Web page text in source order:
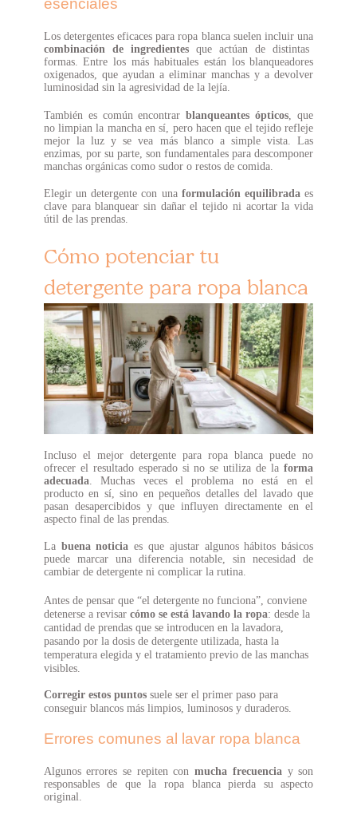
esenciales
Los detergentes eficaces para ropa blanca suelen incluir una
combinación de ingredientes que actúan de distintas
formas. Entre los más habituales están los blanqueadores
oxigenados, que ayudan a eliminar manchas y a devolver
luminosidad sin la agresividad de la lejía.
También es común encontrarblanqueantes ópticos , que
no limpian la mancha en sí, pero hacen que el tejido refleje
mejor la luz y se vea más blanco a simple vista. Las
enzimas, por su parte, son fundamentales para descomponer
manchas orgánicas como sudor o restos de comida.
Elegir un detergente con unaformulación equilibradaes
clave para blanquear sin dañar el tejido ni acortar la vida
útil de las prendas.
Cómo potenciar tu
detergente para ropa blanca
Incluso el mejor detergente para ropa blanca puede no
ofrecer el resultado esperado si no se utiliza de laforma
adecuada . Muchas veces el problema no está en el
producto en sí, sino en pequeños detalles del lavado que
pasan desapercibidos y que influyen directamente en el
aspecto final de las prendas.
La buena noticiaes que ajustar algunos hábitos básicos
puede marcar una diferencia notable, sin necesidad de
cambiar de detergente ni complicar la rutina.
Antes de pensar que “el detergente no funciona”, conviene
detenerse a revisarcómo se está lavando la ropa: desde la
cantidad de prendas que se introducen en la lavadora,
pasando por la dosis de detergente utilizada, hasta la
temperatura elegida y el tratamiento previo de las manchas
visibles.
Corregir estos puntossuele ser el primer paso para
conseguir blancos más limpios, luminosos y duraderos.
Errores comunes al lavar ropa blanca
Algunos errores se repiten con mucha frecuencia y son
responsables de que la ropa blanca pierda su aspecto
original.